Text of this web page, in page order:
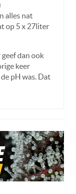
alles nat
op 5 x 27liter
geef dan ook
keer
pH was. Dat